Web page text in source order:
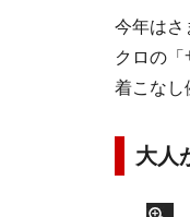
今年はさ
クロの
着こなし
大人